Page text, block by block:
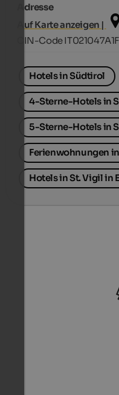
Adresse
Auf Karte anzeigen |
CIN-Code
Hotels in Südtirol
4-Sterne-Hotels in
5-Sterne-Hotels in
Ferienwohnungen
Hotels in St. Vigil in